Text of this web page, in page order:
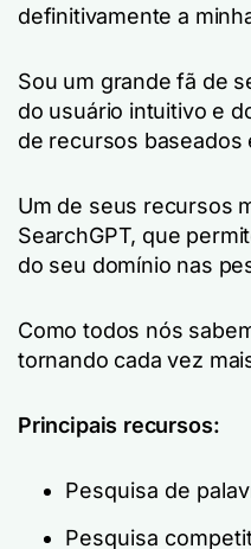
definitivamente a
Sou um grande fã de
do usuário intuitivo e
de recursos baseados
Um de seus recursos
SearchGPT, que
do seu domínio nas
Como todos nós
tornando cada vez
Principais recursos:
Pesquisa de
Pesquisa